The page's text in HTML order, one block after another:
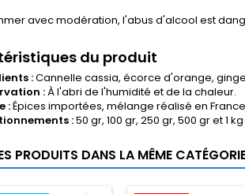
avec modération, l'abus d'alcool est
du produit
:Cannelle cassia, écorce d'orange,
:À l'abri de l'humidité et de la chaleur.
:Épices importées, mélange réalisé en France
:50 gr, 100 gr, 250 gr, 500 gr et 1 kg
PRODUITS DANS LA MÊME